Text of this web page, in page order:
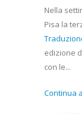
Nella
Pisa la
edizione
con le...
Continua